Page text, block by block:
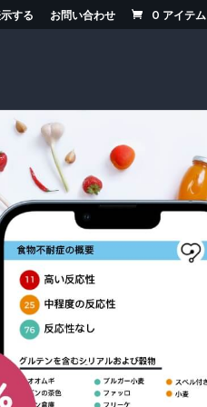
する お問い合わせ 0 アイテム